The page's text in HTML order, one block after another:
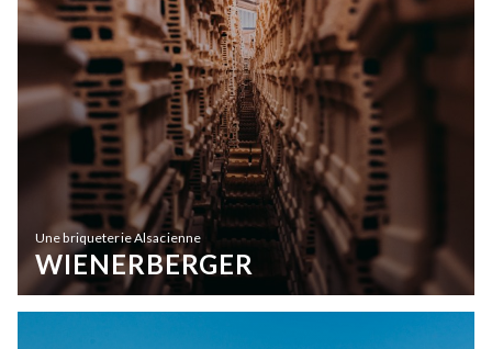
Une briqueterie Alsacienne
WIENERBERGER